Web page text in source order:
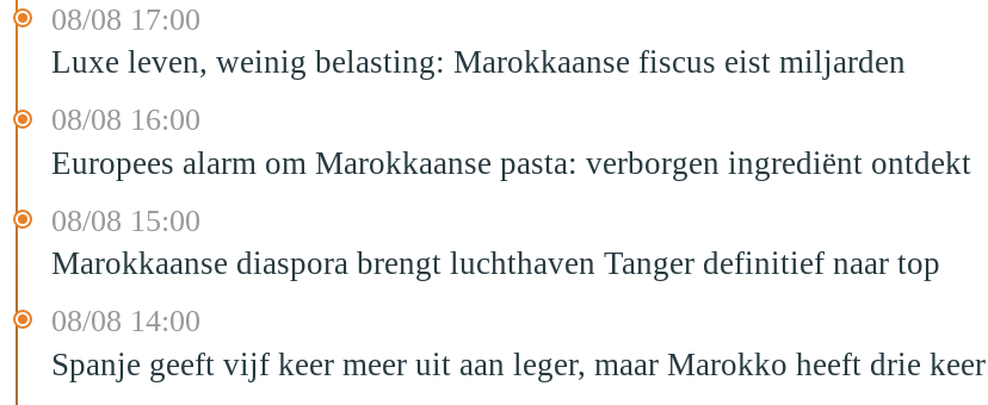
08/08 17:00
Luxe leven, weinig belasting: Marokkaanse fiscus eist miljarden
08/08 16:00
Europees alarm om Marokkaanse pasta: verborgen ingrediënt ontdekt
08/08 15:00
Marokkaanse diaspora brengt luchthaven Tanger definitief naar top
08/08 14:00
Spanje geeft vijf keer meer uit aan leger, maar Marokko heeft drie